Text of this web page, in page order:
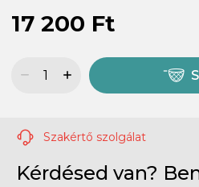
17 200 Ft
Szakértő szolgálat
Kérdésed van?